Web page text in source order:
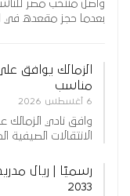
بعدما حجز مقعده في
الزمالك يوافق
مناسب
6 أغسطس 2026
وافق نادي الزمالك
الانتقالات
رسميًا | ريال
2033